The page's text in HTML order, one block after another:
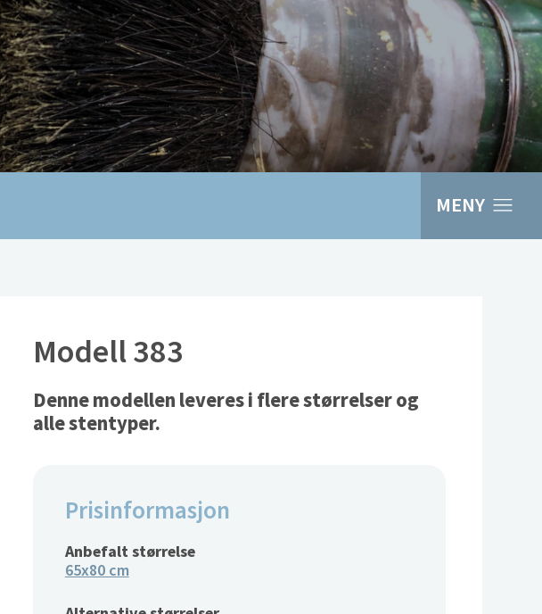
MENY
Modell 383
Denne modellen leveres i flere størrelser og
alle stentyper.
Prisinformasjon
Anbefalt størrelse
65x80 cm